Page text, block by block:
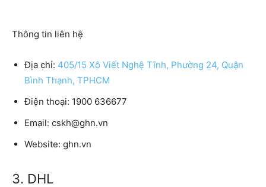
Thông tin liên hệ
Địa chỉ: 405/15 Xô Viết Nghệ Tĩnh, Phường 24, Quận
Bình Thạnh, TPHCM
Điện thoại: 1900 636677
Email: cskh@ghn.vn
Website: ghn.vn
3. DHL